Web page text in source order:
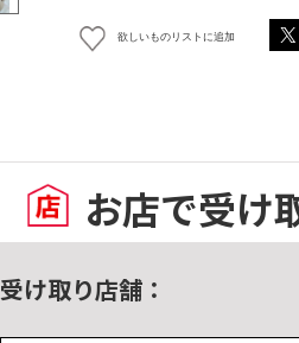
欲しいものリストに追加
お店で受け
受け取り店舗：